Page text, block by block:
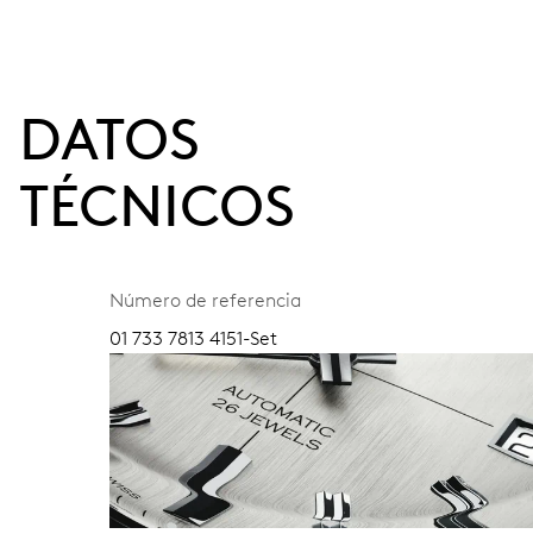
DATOS
TÉCNICOS
Número de referencia
01 733 7813 4151-Set